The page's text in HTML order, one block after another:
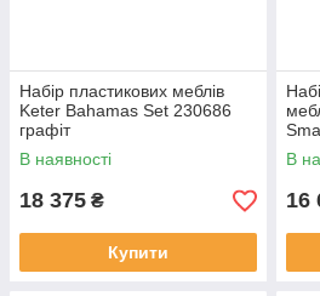
Набір пластикових меблів
Keter Bahamas Set 230686
графіт
В наявності
18 375 ₴
Купити
В
16